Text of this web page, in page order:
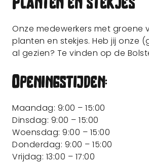
Planten en stekjes
Onze medewerkers met groene
planten en stekjes. Heb jij onze
al gezien? Te vinden op de
Openingstijden:
Maandag: 9:00 – 15:00
Dinsdag: 9:00 – 15:00
Woensdag: 9:00 – 15:00
Donderdag: 9:00 – 15:00
Vrijdag: 13:00 – 17:00